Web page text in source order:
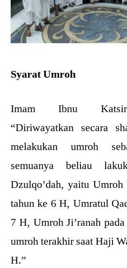
Syarat Umroh
Imam Ibnu Katsir
“Diriwayatkan secara
melakukan umroh
semuanya beliau
Dzulqo’dah, yaitu
tahun ke 6 H, Umratul
7 H, Umroh Ji’ranah
umroh terakhir saat Haji
H.”